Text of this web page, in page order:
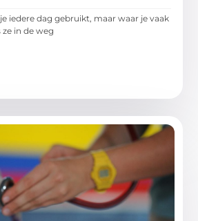
iedere dag gebruikt, maar waar je vaak
in de weg